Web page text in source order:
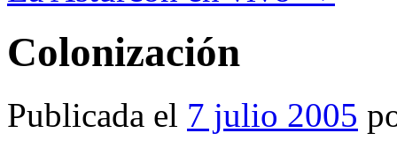
Colonización
Publicada el 7 julio 2005